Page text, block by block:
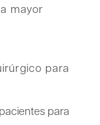
mayor
para
para